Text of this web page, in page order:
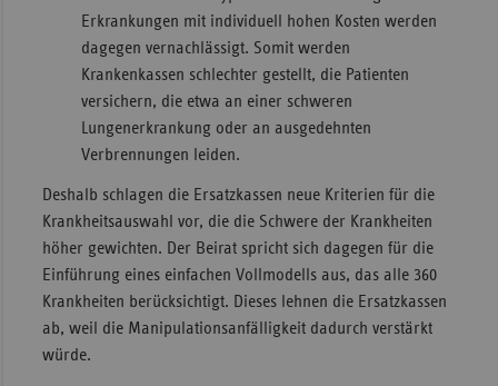
Erkrankungen mit individuell hohen Kosten werden
dagegen vernachlässigt. Somit werden
Krankenkassen schlechter gestellt, die Patienten
versichern, die etwa an einer schweren
Lungenerkrankung oder an ausgedehnten
Verbrennungen leiden.
Deshalb schlagen die Ersatzkassen neue Kriterien für die
Krankheitsauswahl vor, die die Schwere der Krankheiten
höher gewichten. Der Beirat spricht sich dagegen für die
Einführung eines einfachen Vollmodells aus, das alle 360
Krankheiten berücksichtigt. Dieses lehnen die Ersatzkassen
ab, weil die Manipulationsanfälligkeit dadurch verstärkt
würde.